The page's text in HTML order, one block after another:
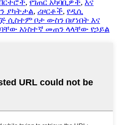
, የገጠር አካባቢዎች, እና
ያካትታል, ሪዞርቶች, የዲሲ
ሲስተም ቦታ ውስን በሆነበት እና
አነስተኛ መጠን ላላቸው የኃይል